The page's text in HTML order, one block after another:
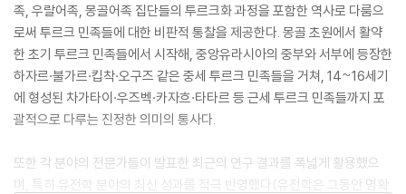
족, 우랄어족, 몽골어족 집단들의 투르크화 과정을 포함한 역사로 다룸으
로써 투르크 민족들에 대한 비판적 통찰을 제공한다. 몽골 초원에서 활약
한 초기 투르크 민족들에서 시작해, 중앙유라시아의 중부와 서부에 등장한
하자르·불가르·킵착·오구즈 같은 중세 투르크 민족들을 거쳐, 14~16세기
에 형성된 차가타이·우즈벡·카자흐·타타르 등 근세 투르크 민족들까지 포
괄적으로 다루는 진정한 의미의 통사다.
또한 각 분야의 전문가들이 발표한 최근의 연구 결과를 폭넓게 활용했으
며, 특히 유전학 분야의 최신 성과를 적극 반영했다(유전학은 그동안 명확